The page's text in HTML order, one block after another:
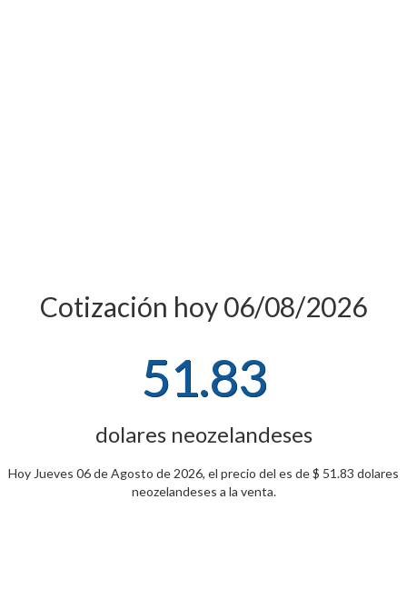
Cotización hoy 06/08/2026
51.83
dolares neozelandeses
Hoy Jueves 06 de Agosto de 2026, el precio del es de $ 51.83 dolares
neozelandeses a la venta.